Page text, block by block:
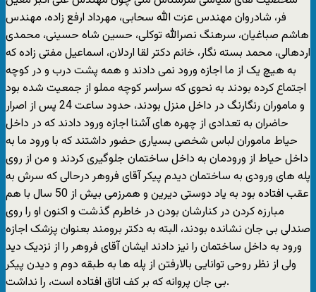
فر، شادروان مهندس عزت الله سحابی، مهرداد ارفع زاده، مهندس
هاشم صباغیان، سرهنگ نصرالله توکلی، حسین شاه حسینی، محمدی
اردهالی، محمد بسته نگار، خانم دکتر لقا اردلان، اسماعیل مفتی زاده که
به هیچ یک از ما اجازه ورود نمی دادند و همه پشت درب و در کوچه
اجتماع کرده بودند به نحوی که سراسر کوچه مملو از جمعیت شده بود
و ماموران رنگارنگ در داخل منزل بودند، حدود ساعت 24 پس از اصرار
حاضران به تعدادی از چهره های آشنا اجازه ورود دادند که در داخل
حیاط ماموران لباس شخصی بسیاری حضور داشتند که با ورود ما به
داخل حیاط از ورودمان به داخل ساختمان جلوگیری کردند و من از روی
پله های ورودی به ساختمان دیدم پیکر آقای فروهر درحالی که سرش به
عقب افتاده بود به یاد دوستی دیرین و همرزمی بیش از 50 سال با هم
مبارزه کردن در کنارشان بودن در خاطرم گذشت و اکنون او را روی
صندلی بی جان نشانده بودند، البته به دکتر برومند بعنوان پزشک اجازه
ورود به داخل ساختمان را نیز دادند ایشان آقای فروهر را از نزدیک دید
ولی از نظر روحی توانایی بالارفتن از پله ها به طبقه دوم و دیدن پیکر
بی جان پروانه که بر کف اتاق افتاده است، را نداشت.